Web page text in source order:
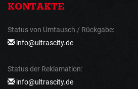
KONTAKTE
Status von Umtausch / Rückgabe:
info@ultrascity.de
Status der Reklamation:
info@ultrascity.de